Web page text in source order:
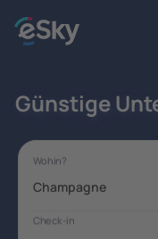
Günstige